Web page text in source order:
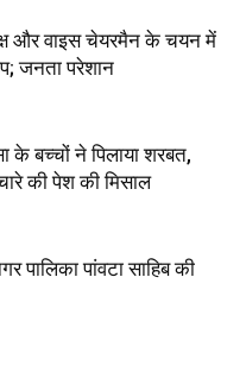
और वाइस चेयरमैन के चयन में
जनता परेशान
के बच्चों ने पिलाया शरबत,
की पेश की मिसाल
पालिका पांवटा साहिब की